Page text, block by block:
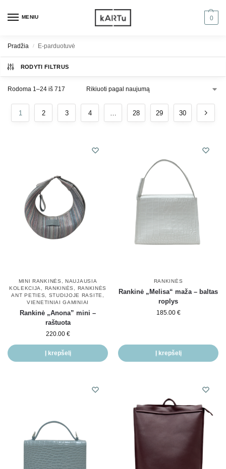
MENIU 0
Pradžia / E-parduotuvė
RODYTI FILTRUS
Rodoma 1–24 iš 717
1 2 3 4 … 28 29 30
MINI RANKINĖS ,NAUJAUSIA
KOLEKCIJA, RANKINĖS , RANKINĖS
ANT PETIES, STUDIJOJE RASITE,
VIENETINIAI GAMINIAI
Rankinė „Anona” mini –
raštuota
220.00 €
Į krepšelį
RANKINĖS
Rankinė „Melisa“ maža – baltas
roplys
185.00 €
Į krepšelį